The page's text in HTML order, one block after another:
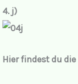
4. j)
Hier findest du die